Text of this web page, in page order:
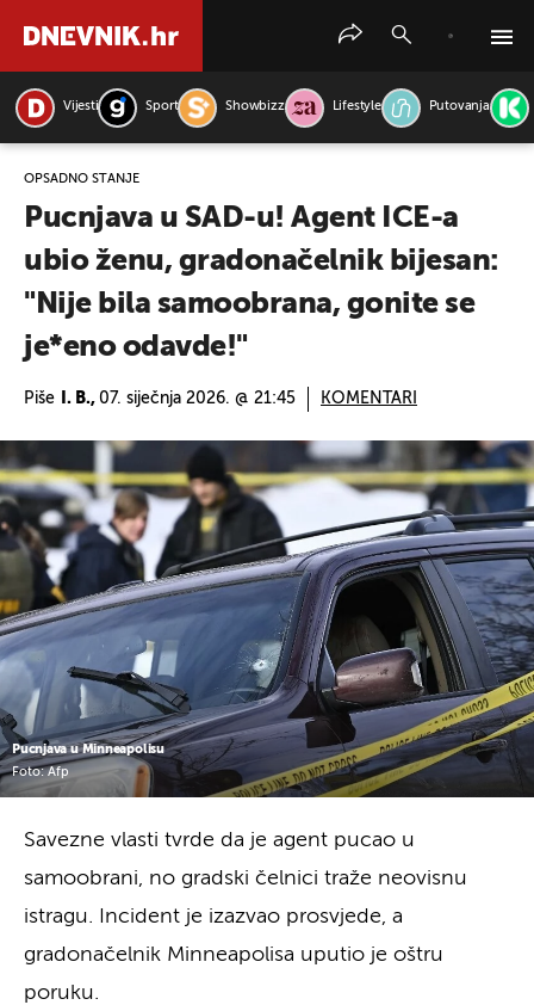
Vijesti Sport Showbizz Lifestyle Putovanja
OPSADNO STANJE
Pucnjava u SAD-u! Agent ICE-a
ubio ženu, gradonačelnik bijesan:
"Nije bila samoobrana, gonite se
je*eno odavde!"
Piše I. B., 07. siječnja 2026. @ 21:45 KOMENTARI
Pucnjava u Minneapolisu
Foto: Afp
Savezne vlasti tvrde da je agent pucao u
samoobrani, no gradski čelnici traže neovisnu
istragu. Incident je izazvao prosvjede, a
gradonačelnik Minneapolisa uputio je oštru
poruku.
PRETRAŽITE VIJESTI